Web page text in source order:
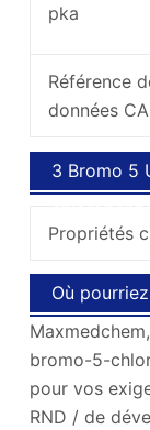
pka
Référence
données
3 Bromo 5
Propriétés
Où
bromo-5-
pour vos
RND / de